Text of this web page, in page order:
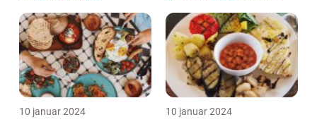
10 januar 2024 10 januar 2024